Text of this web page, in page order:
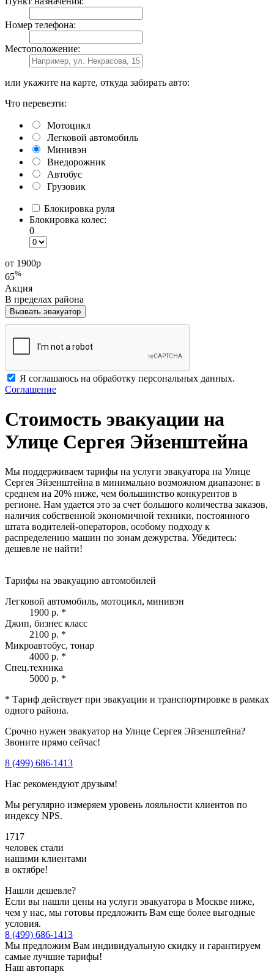
Номер телефона:
Местоположение:
или укажите на карте, откуда забирать авто:
Что перевезти:
Мотоцикл
Легковой автомобиль
Минивэн
Внедорожник
Автобус
Грузовик
Блокировка руля
Блокировка колес:
0
от 1900р
65%
Акция
В пределах района
Вызвать эвакуатор
Я соглашаюсь на обработку персональных данных.
Соглашение
Стоимость эвакуации на
Улице Сергея Эйзенштейна
Мы поддерживаем тарифы на услуги эвакуатора на Улице
Сергея Эйзенштейна в минимально возможном диапазоне: в
среднем на 20% ниже, чем большинство конкурентов в
регионе. Нам удается это за счет большого количества заказов,
наличия собственной экономичной техники, постоянного
штата водителей-операторов, особому подходу к
распределению машин по зонам дежурства. Убедитесь:
дешевле не найти!
Тарифы на эвакуацию автомобилей
Легковой автомобиль, мотоцикл, минивэн
1900 р. *
Джип, бизнес класс
2100 р. *
Микроавтобус, тонар
4000 р. *
Спец.техника
5000 р. *
* Тариф действует при эвакуации и транспортировке в рамках
одного района.
Срочно нужен эвакуатор на Улице Сергея Эйзенштейна?
Звоните прямо сейчас!
8 (499) 686-1413
Нас рекомендуют друзьям!
Мы регулярно измеряем уровень лояльности клиентов по
индексу NPS.
1717
человек стали
нашими клиентами
в октябре!
Нашли дешевле?
Если вы нашли цены на услуги эвакуатора в Москве ниже,
чем у нас, мы готовы предложить Вам еще более выгодные
условия.
8 (499) 686-1413
Мы предложим Вам индивидуальную скидку и гарантируем
самые лучшие тарифы!
Наш автопарк